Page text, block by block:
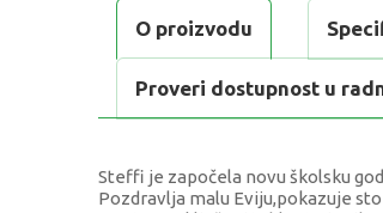
O proizvodu
Proveri dostupnost u
Steffi je započela novu školsku
Pozdravlja malu Eviju,pokazuje